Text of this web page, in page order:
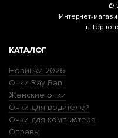
©
Интернет-
в
КАТАЛОГ
Новинки 2026
Очки Ray Ban
Женские очки
Очки для водителей
Очки для компьютера
Оправы